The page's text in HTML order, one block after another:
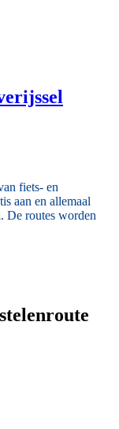
fiets- en
aan en allemaal
De routes worden